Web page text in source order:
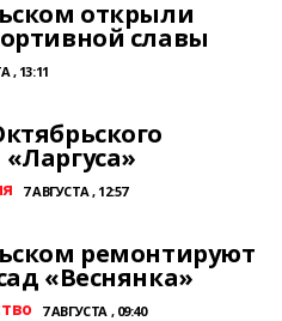
открыли
славы
, 13:11
7 АВГУСТА , 12:57
ремонтируют
«Веснянка»
7 АВГУСТА , 09:40